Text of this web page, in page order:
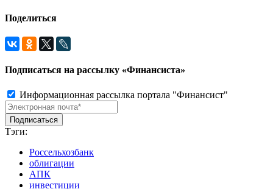
Поделиться
Подписаться на рассылку «Финансиста»
Информационная рассылка портала "Финансист"
Тэги:
Россельхозбанк
облигации
АПК
инвестиции